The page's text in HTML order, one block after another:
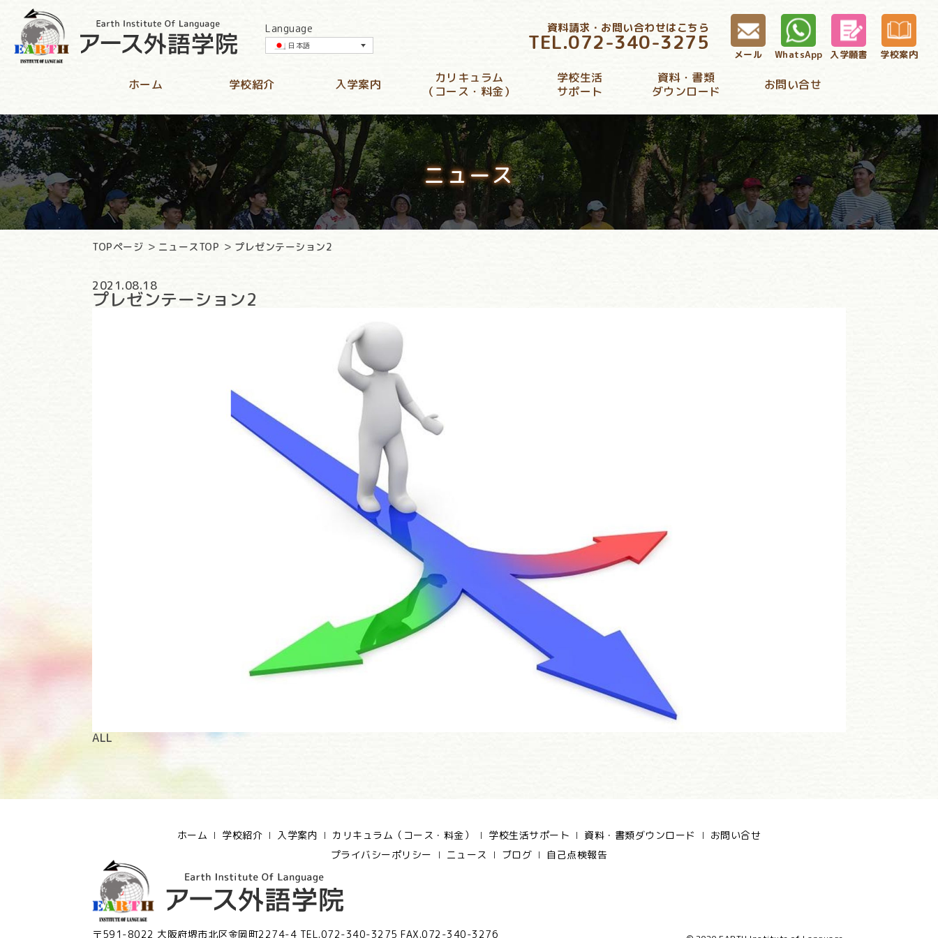
Language
日本語
資料請求・お問い合わせはこちら
TEL.072-340-3275
メール WhatsApp 入学願書 学校案内
ホーム 学校紹介 入学案内
カリキュラム
（コース・料金）
学校生活
サポート
資料・書類
ダウンロード
お問い合せ
ニュース
TOPページ ニュースTOP プレゼンテーション2
2021.08.18
プレゼンテーション2
ALL
ホーム 学校紹介 入学案内 カリキュラム（コース・料金） 学校生活サポート 資料・書類ダウンロード
お問い合せ
プライバシーポリシー
ニュース ブログ 自己点検報告
〒591-8022 大阪府堺市北区金岡町2274-4 TEL.072-340-3275 FAX.072-340-3276